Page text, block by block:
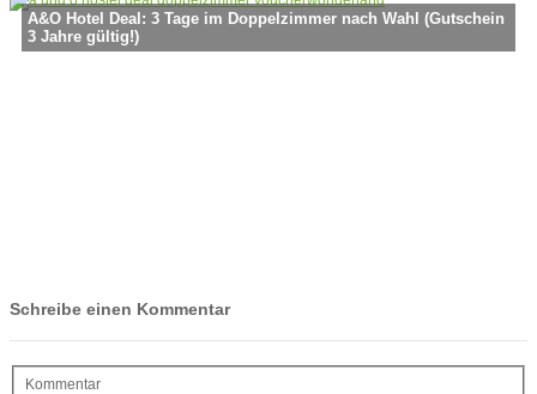
A&O Hotel Deal: 3 Tage im Doppelzimmer nach Wahl (Gutschein
3 Jahre gültig!)
Schreibe einen Kommentar
Kommentar